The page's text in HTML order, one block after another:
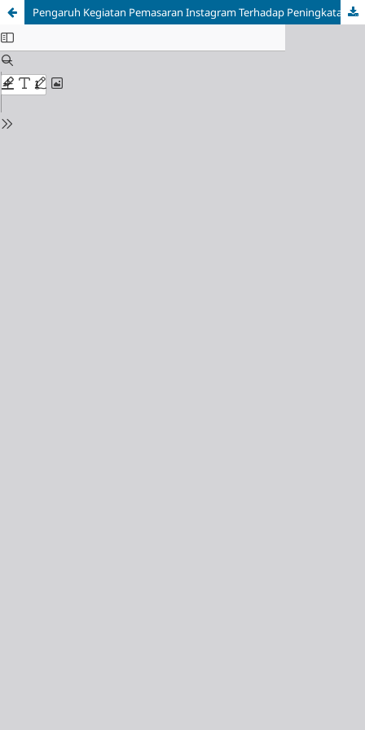
Pengaruh Kegiatan Pemasaran Instagram Terhadap Peningkatan Penjualan Produk Mirukiway